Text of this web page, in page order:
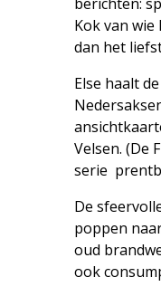
Kok van
dan het
Else haalt
Velsen. (De
serie
De
poppen
oud
ook